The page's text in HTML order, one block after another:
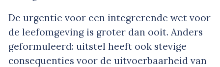
De urgentie voor een integrerende wet voor
de leefomgeving is groter dan ooit. Anders
geformuleerd: uitstel heeft ook stevige
consequenties voor de uitvoerbaarheid van